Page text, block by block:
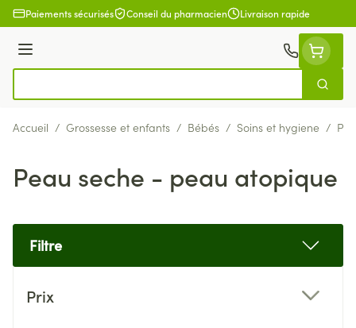
Aller au contenu
Paiements sécurisés Conseil du pharmacien Livraison rapide
Menu
Accueil / Grossesse et enfants / Bébés / Soins et hygiene /
Peau seche - peau atopique
Filtre
Prix